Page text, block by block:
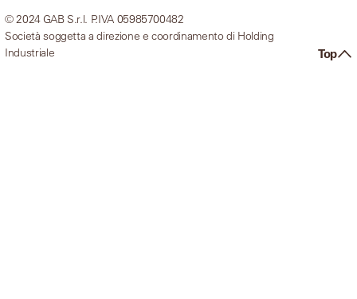
© 2024 GAB S.r.l. P.IVA 05985700482
Società soggetta a direzione e coordinamento di Holding
Industriale
Top